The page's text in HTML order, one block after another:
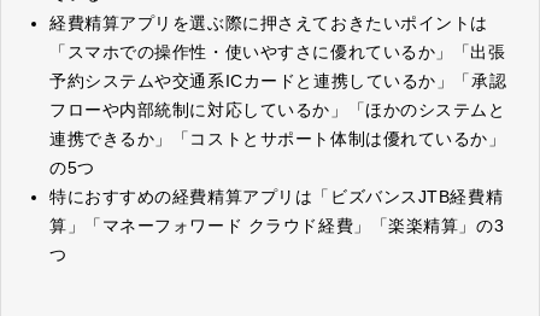
経費精算アプリを選ぶ際に押さえておきたいポイントは
「スマホでの操作性・使いやすさに優れているか」「出張
予約システムや交通系ICカードと連携しているか」「承認
フローや内部統制に対応しているか」「ほかのシステムと
連携できるか」「コストとサポート体制は優れているか」
の5つ
特におすすめの経費精算アプリは「ビズバンスJTB経費精
算」「マネーフォワード クラウド経費」「楽楽精算」の3
つ